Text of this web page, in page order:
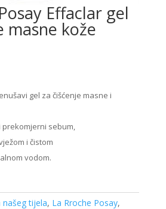
Effaclar gel
masne kože
gel za čišćenje masne i
sebum,
i čistom
vodom.
našeg tijela, La Rroche Posay,